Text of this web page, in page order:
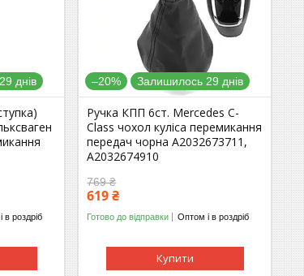
днів
в роздріб
–20% Залишилось 29 днів
Ручка КПП 6ст. Mercedes C-
Class чохол куліса перемикання
передач чорна A2032673711,
A2032674910
769 ₴
619 ₴
Готово до відправки Оптом і в роздріб
Купити